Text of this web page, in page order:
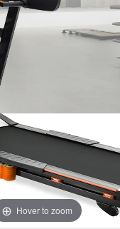
Hover to zoom